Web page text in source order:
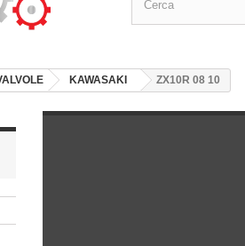
KAWASAKI ZX10R 08 10